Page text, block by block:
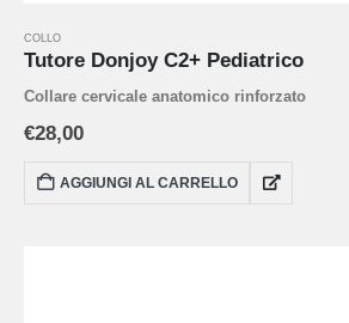
COLLO
Tutore Donjoy C2+ Pediatrico
Collare cervicale anatomico rinforzato
€28,00
AGGIUNGI AL CARRELLO